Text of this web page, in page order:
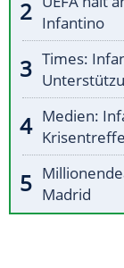
Infantino
Times:
Medien:
Madrid